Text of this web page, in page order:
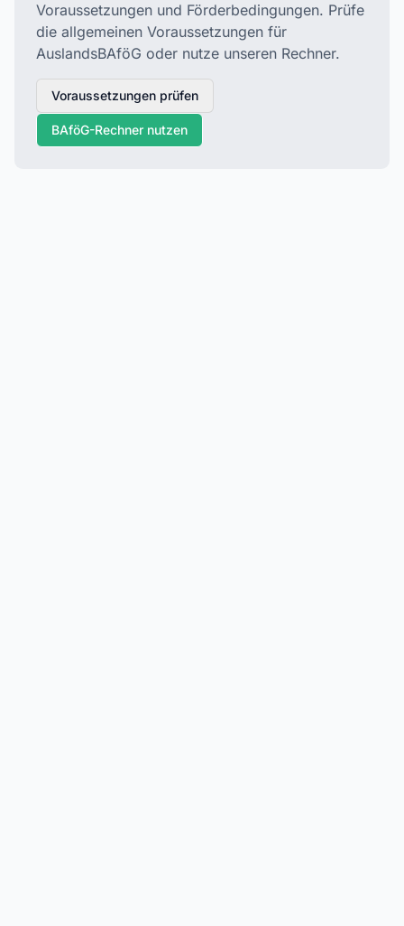
Voraussetzungen und Förderbedingungen. Prüfe
die allgemeinen Voraussetzungen für
AuslandsBAföG oder nutze unseren Rechner.
Voraussetzungen prüfen
BAföG-Rechner nutzen